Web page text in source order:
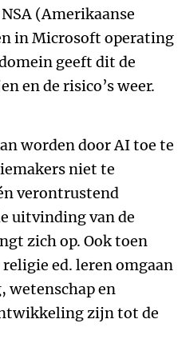
(Amerikaanse
in Microsoft operating
geeft dit de
en de risico’s weer.
worden door AI toe te
niet te
verontrustend
uitvinding van de
zich op. Ook toen
ed. leren omgaan
wetenschap en
zijn tot de